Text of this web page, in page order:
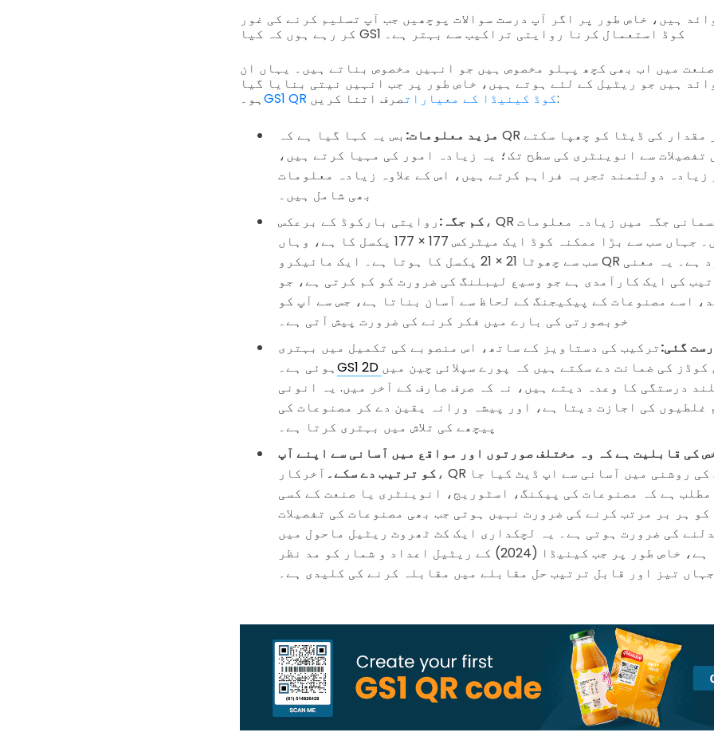
ہیں، خاص طور پر اگر آپ درست سوالات پوچھیں جب آپ تسلیم کرنے کی غور
کر رہے ہوں کہ کیا GS1 کوڈ استعمال کرنا روایتی تراکیب سے بہتر ہے۔
میں اب بھی کچھ پہلو مخصوص ہیں جو انہیں مخصوص بناتے ہیں۔ یہاں ان
ہیں جو ریٹیل کے لئے ہوتے ہیں، خاص طور پر جب انہیں نیتی بنایا گیا
ہو۔
GS1 QR کوڈ کینیڈا کے معیاراتصرف اتنا کریں:
مزید معلومات: بس یہ کہا گیا ہے کہ QR کوڈز ایک شاندار مقدار کی ڈیٹا کو چھپا سکتے
تفصیلات سے انوینٹری کی سطح تک؛ یہ زیادہ امور کی مہیا کرتے ہیں،
زیادہ دولتمند تجربہ فراہم کرتے ہیں، اس کے علاوہ زیادہ معلومات
بھی شامل ہیں۔
کم جگہ:روایتی بارکوڈ کے برعکس، QR کوڈز برابر جسمانی جگہ میں زیادہ معلومات
ذخیرہ کرسکتے ہیں۔ جہاں سب سے بڑا ممکنہ کوڈ ایک میٹرکس 177 × 177 پکسل کا ہے، وہاں
سب سے چھوٹا 21 × 21 پکسل کا ہوتا ہے۔ ایک مائیکرو QR کوڈ بھی موجود ہے۔ یہ معنی
کی ایک کارآمدی ہے جو وسیع لیبلنگ کی ضرورت کو کم کرتی ہے، جو
اسے مصنوعات کے پیکیجنگ کے لحاظ سے آسان بناتا ہے، جس سے آپ کو
خوبصورتی کی بارے میں فکر کرنے کی ضرورت پیش آتی ہے۔
گئی:ترکیب کی دستاویز کے ساتھ، اس منصوبے کی تکمیل میں بہتری
ہوئی ہے۔
کوڈز کی ضمانت دے سکتے ہیں کہ پورے سپلائی چین میں
درستگی کا وعدہ دیتے ہیں، نہ کہ صرف صارف کے آخر میں. یہ انونی
غلطیوں کی اجازت دیتا ہے، اور پیشہ ورانہ یقین دے کر مصنوعات کی
پیچھے کی تلاش میں بہتری کرتا ہے۔
کی قابلیت ہے کہ وہ مختلف صورتوں اور مواقع میں آسانی سے اپنے آپ
کو ترتیب دے سکے۔ آخرکار، QR کوڈ نئی معلومات کی روشنی میں آسانی سے اپ ڈیٹ کیا جا
ہے کہ مصنوعات کی پیکنگ، اسٹوریج، انوینٹری یا صنعت کے کسی
ہر بر مرتب کرنے کی ضرورت نہیں ہوتی جب بھی مصنوعات کی تفصیلات
کی ضرورت ہوتی ہے۔ یہ لچکداری ایک کٹ ٹھروٹ ریٹیل ماحول میں
ایک مکمل فائدہ ہے، خاص طور پر جب کینیڈا (2024) کے ریٹیل اعداد و شمار کو مد نظر
تیز اور قابل ترتیب حل مقابلے میں مقابلہ کرنے کی کلیدی ہے۔